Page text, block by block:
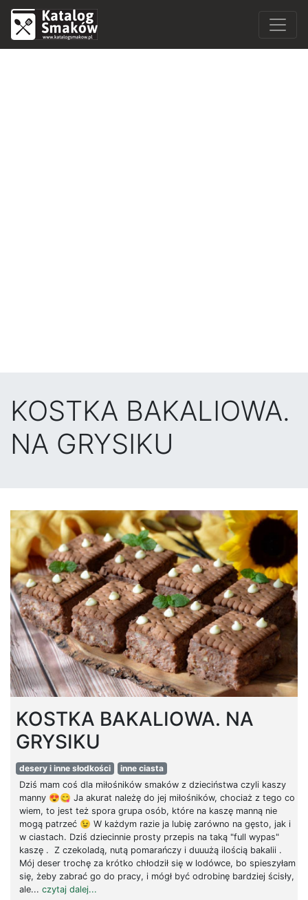
KOSTKA BAKALIOWA.
NA GRYSIKU
KOSTKA BAKALIOWA. NA
GRYSIKU
desery i inne słodkości
inne ciasta
Dziś mam coś dla miłośników smaków z dzieciństwa czyli kaszy
manny 😍😋 Ja akurat należę do jej miłośników, chociaż z tego co
wiem, to jest też spora grupa osób, które na kaszę manną nie
mogą patrzeć 😉 W każdym razie ja lubię zarówno na gęsto, jak i
w ciastach. Dziś dziecinnie prosty przepis na taką "full wypas"
kaszę . Z czekoladą, nutą pomarańczy i duuużą ilością bakalii .
Mój deser trochę za krótko chłodził się w lodówce, bo spieszyłam
się, żeby zabrać go do pracy, i mógł być odrobinę bardziej ścisły,
ale... czytaj dalej...